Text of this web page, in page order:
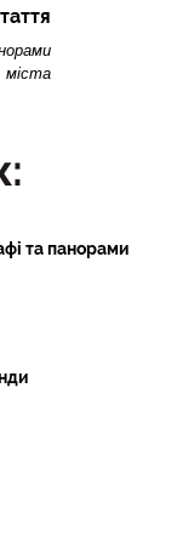
міста
та панорами